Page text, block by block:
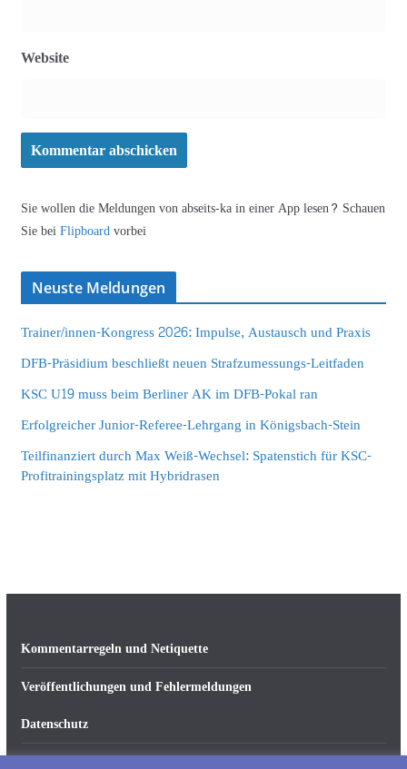
Website
Sie wollen die Meldungen von abseits-ka in einer App lesen? Schauen
Sie beiFlipboardvorbei
Neuste Meldungen
Trainer/innen-Kongress 2026: Impulse, Austausch und Praxis
DFB-Präsidium beschließt neuen Strafzumessungs-Leitfaden
KSC U19 muss beim Berliner AK im DFB-Pokal ran
Erfolgreicher Junior-Referee-Lehrgang in Königsbach-Stein
Teilfinanziert durch Max Weiß-Wechsel: Spatenstich für KSC-
Profitrainingsplatz mit Hybridrasen
Kommentarregeln und Netiquette
Veröffentlichungen und Fehlermeldungen
Datenschutz
Impressum